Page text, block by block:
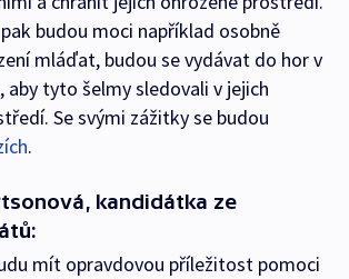
budou moci například osobně
mláďat, budou se vydávat do hor v
aby tyto šelmy sledovali v jejich
Se svými zážitky se budou
.
kandidátka ze
mít opravdovou příležitost pomoci